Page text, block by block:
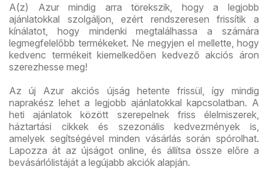
A(z) Azur mindig arra törekszik, hogy a legjobb
ajánlatokkal szolgáljon, ezért rendszeresen frissítik a
kínálatot, hogy mindenki megtalálhassa a számára
legmegfelelőbb termékeket. Ne megyjen el mellette, hogy
kedvenc termékeit kiemelkedően kedvező akciós áron
szerezhesse meg!
Az új Azur akciós újság hetente frissül, így mindig
naprakész lehet a legjobb ajánlatokkal kapcsolatban. A
heti ajánlatok között szerepelnek friss élelmiszerek,
háztartási cikkek és szezonális kedvezmények is,
amelyek segítségével minden vásárlás során spórolhat.
Lapozza át az újságot online, és állítsa össze előre a
bevásárlólistáját a legújabb akciók alapján.